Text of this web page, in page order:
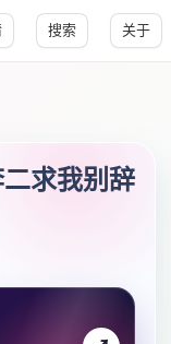
搜索 关于
求我别辞